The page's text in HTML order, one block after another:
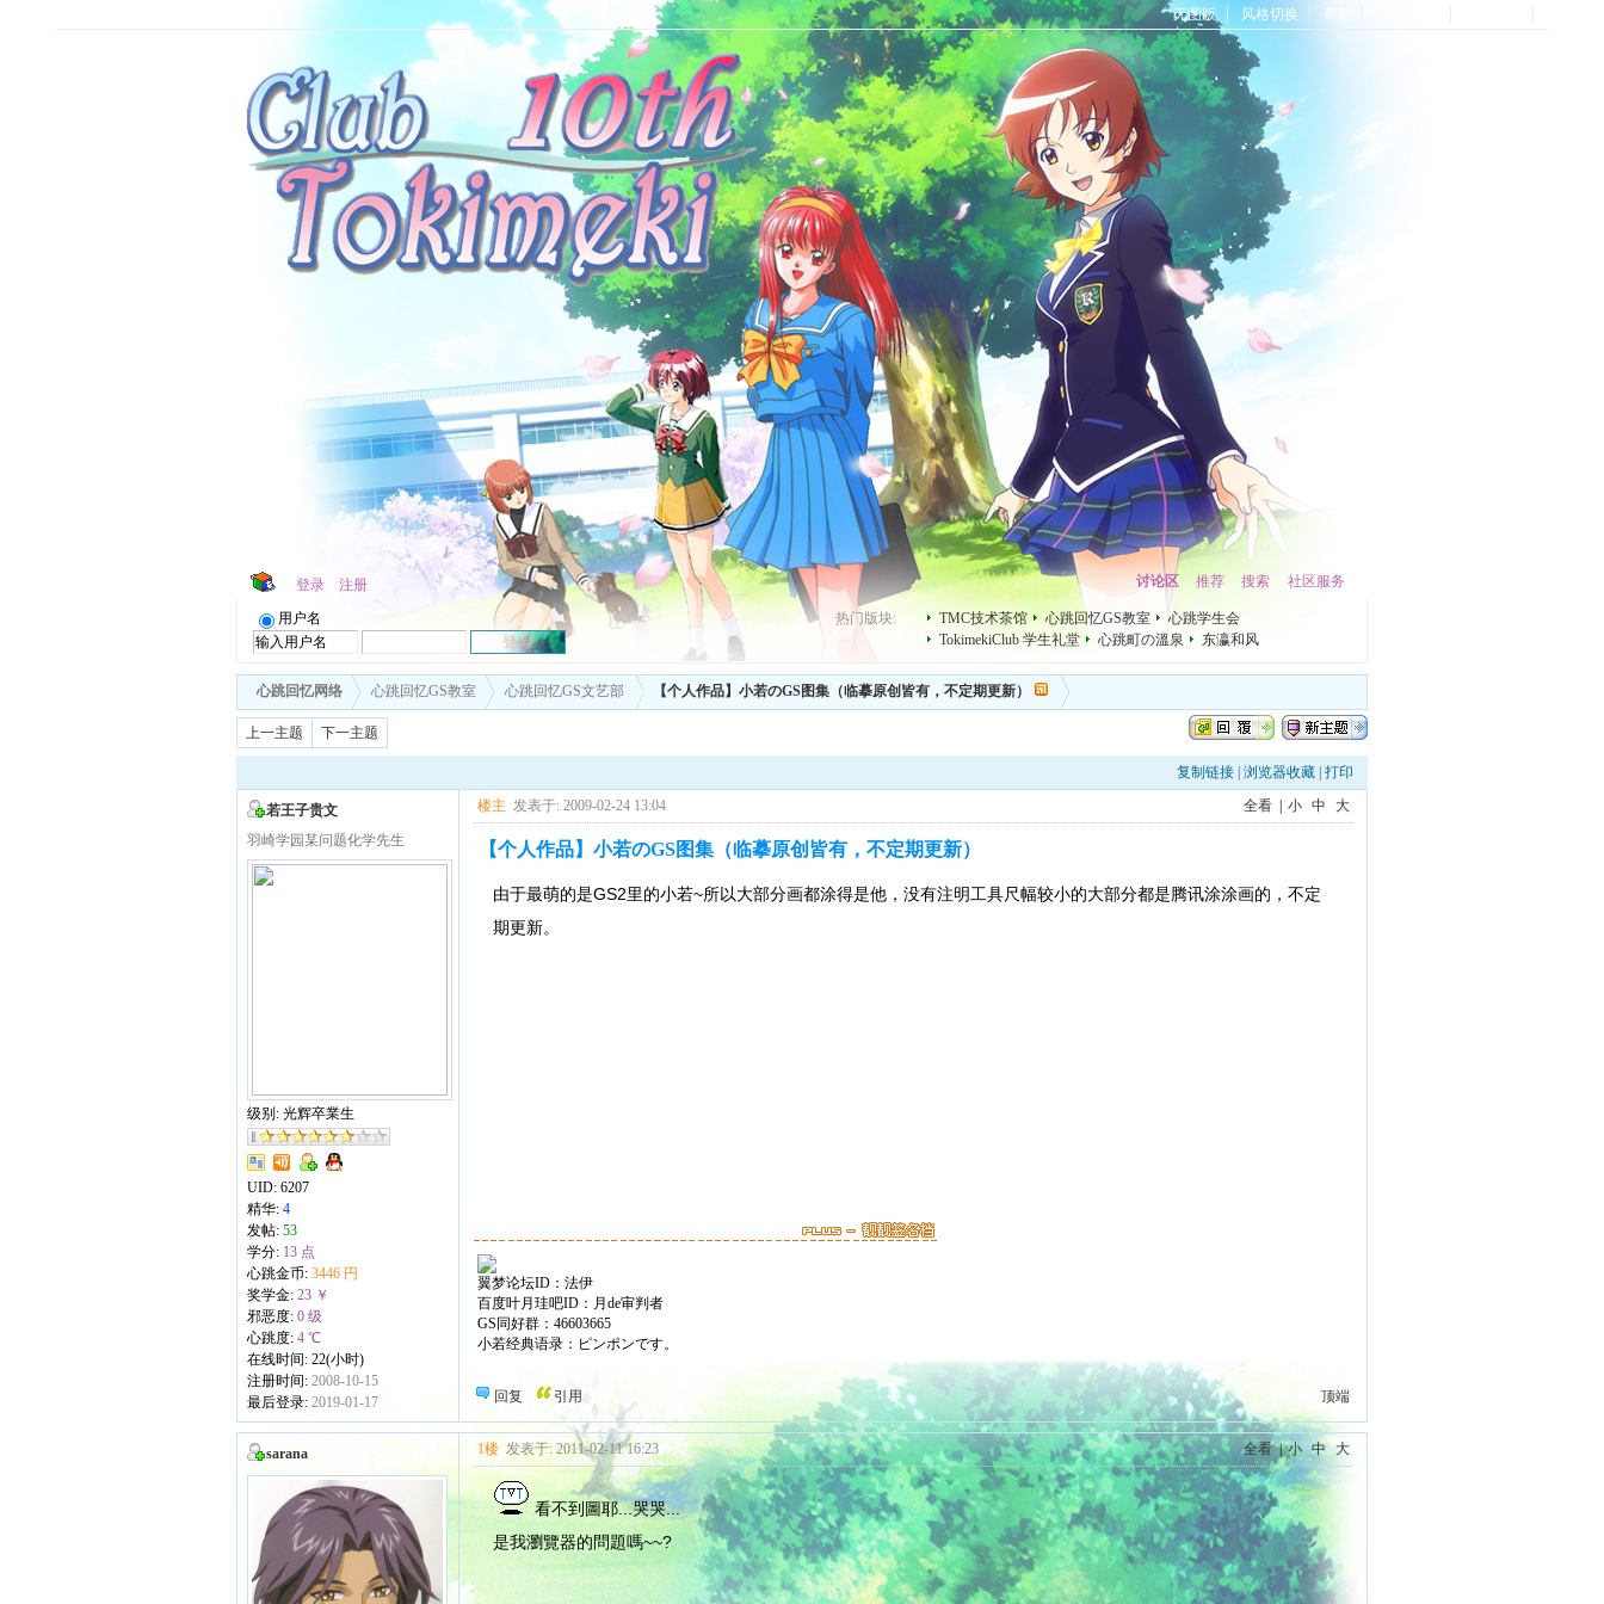
无图版 风格切换 帮助
登录 注册 讨论区 推荐 搜索 社区服务
用户名 热门版块: TMC技术茶馆 心跳回忆GS教室
心跳学生会
TokimekiClub 学生礼堂
心跳町の溫泉 东瀛和风
心跳回忆网络 心跳回忆GS教室 心跳回忆GS文艺部 【个人作品】小若のGS图集（临摹原创皆有，不定期更新）
上一主题 下一主题
复制链接 浏览器收藏 打印
若王子贵文
羽崎学园某问题化学先生
级别: 光辉卒業生
UID: 6207
精华: 4
发帖: 53
学分: 13 点
心跳金币: 3446 円
奖学金: 23 ￥
邪恶度: 0 级
心跳度: 4 ℃
在线时间: 22(小时)
注册时间: 2008-10-15
最后登录: 2019-01-17
楼主 发表于: 2009-02-24 13:04 全看 小 中 大
【个人作品】小若のGS图集（临摹原创皆有，不定期更新）
由于最萌的是GS2里的小若~所以大部分画都涂得是他，没有注明工具尺幅较小的大部分都是腾讯涂涂画的，不定
期更新。
翼梦论坛ID：法伊
百度叶月珪吧ID：月de审判者
GS同好群：46603665
小若经典语录：ピンポンです。
顶端
回复 引用
sarana 1楼 发表于: 2011-02-11 16:23 全看|小 中 大
看不到圖耶...哭哭...
是我瀏覽器的問題嗎~~?